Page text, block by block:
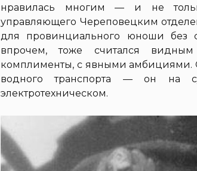
нравилась многим — и не
управляющего Череповецким
для провинциального юноши без
впрочем, тоже считался
комплименты, с явными амбициями.
водного транспорта — он на
электротехническом.